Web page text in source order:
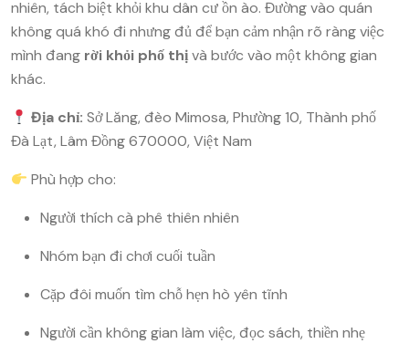
nhiên, tách biệt khỏi khu dân cư ồn ào. Đường vào quán
không quá khó đi nhưng đủ để bạn cảm nhận rõ ràng việc
mình đang rời khỏi phố thịvà bước vào một không gian
khác.
Địa chỉ: Sở Lăng, đèo Mimosa, Phường 10, Thành phố
Đà Lạt, Lâm Đồng 670000, Việt Nam
Phù hợp cho:
Người thích cà phê thiên nhiên
Nhóm bạn đi chơi cuối tuần
Cặp đôi muốn tìm chỗ hẹn hò yên tĩnh
Người cần không gian làm việc, đọc sách, thiền nhẹ